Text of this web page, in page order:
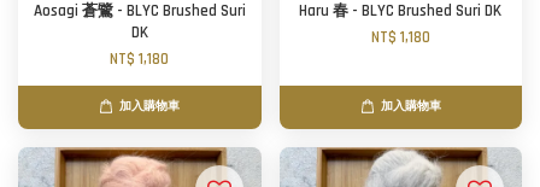
Aosagi 蒼鷺 - BLYC Brushed Suri
DK
NT$ 1,180
加入購物車
Haru 春 - BLYC Brushed Suri DK
NT$ 1,180
加入購物車